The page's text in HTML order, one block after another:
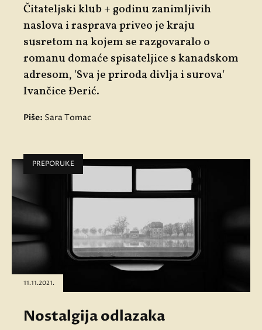
Čitateljski klub + godinu zanimljivih
naslova i rasprava priveo je kraju
susretom na kojem se razgovaralo o
romanu domaće spisateljice s kanadskom
adresom, 'Sva je priroda divlja i surova'
Ivančice Đerić.
Piše: Sara Tomac
PREPORUKE
11.11.2021.
Nostalgija odlazaka